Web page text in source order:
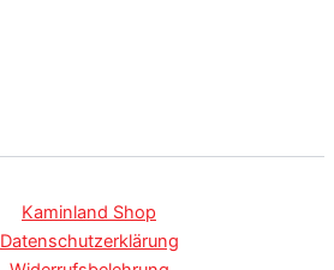
Kaminland Shop
Datenschutzerklärung